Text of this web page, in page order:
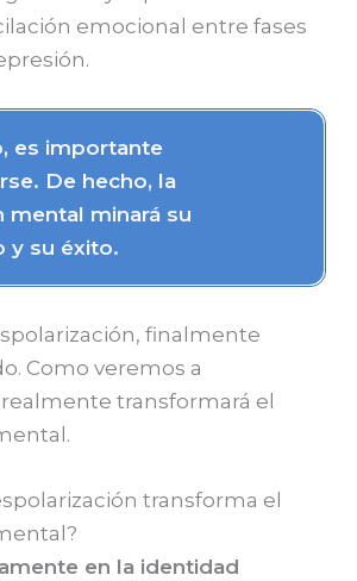
emocional entre fases
es importante
De hecho, la
mental minará su
y su éxito.
finalmente
Como veremos a
transformará el
transforma el
en la identidad